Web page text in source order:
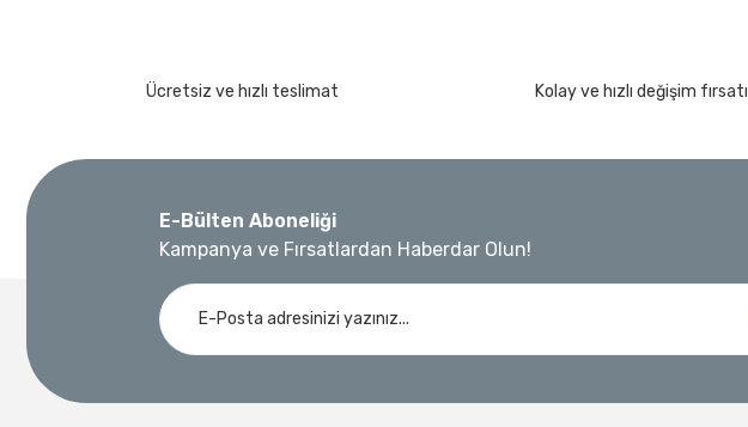
Ücretsiz ve hızlı teslimat Kolay ve hızlı değişim fırsatı
E-Bülten Aboneliği
Kampanya ve Fırsatlardan Haberdar Olun!